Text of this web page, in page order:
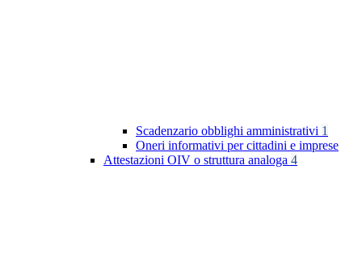
Scadenzario obblighi amministrativi 1
Oneri informativi per cittadini e imprese
Attestazioni OIV o struttura analoga 4